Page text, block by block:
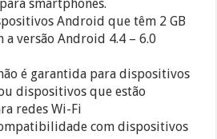
smartphones.
Android que têm 2 GB
a versão Android 4.4 – 6.0
é garantida para dispositivos
dispositivos que estão
redes Wi-Fi
com dispositivos